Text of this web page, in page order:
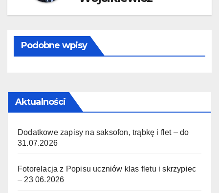
Podobne wpisy
Aktualności
Dodatkowe zapisy na saksofon, trąbkę i flet – do
31.07.2026
Fotorelacja z Popisu uczniów klas fletu i skrzypiec
– 23 06.2026